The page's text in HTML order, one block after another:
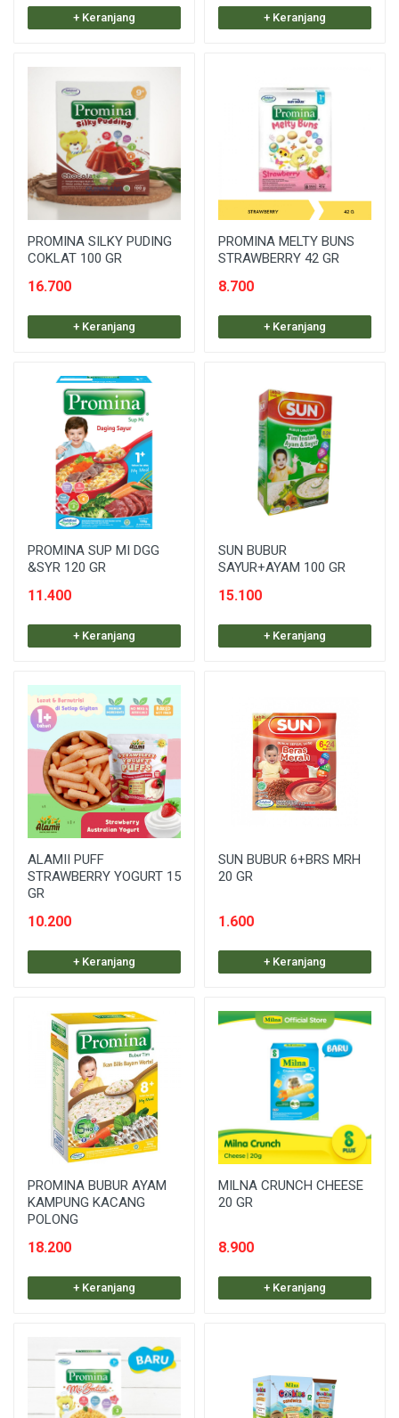
+ Keranjang + Keranjang
PROMINA SILKY PUDING
COKLAT 100 GR
16.700
+ Keranjang
PROMINA MELTY BUNS
STRAWBERRY 42 GR
8.700
+ Keranjang
PROMINA SUP MI DGG
&SYR 120 GR
11.400
+ Keranjang
SUN BUBUR
SAYUR+AYAM 100 GR
15.100
+ Keranjang
ALAMII PUFF
STRAWBERRY YOGURT 15
GR
10.200
+ Keranjang
SUN BUBUR 6+BRS MRH
20 GR
1.600
+ Keranjang
PROMINA BUBUR AYAM
KAMPUNG KACANG
POLONG
18.200
+ Keranjang
MILNA CRUNCH CHEESE
20 GR
8.900
+ Keranjang